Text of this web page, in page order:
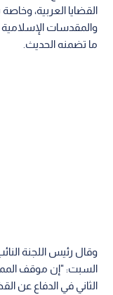
القضايا العربية،
والمقدسات
ما تضمنه الحديث.
وقال رئيس اللجنة
السبت: "إن موقف
الثاني في الدفاع عن